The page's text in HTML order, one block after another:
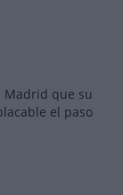
Madrid que su
el paso